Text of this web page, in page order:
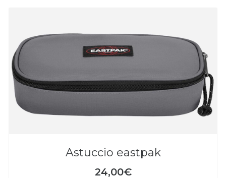
astuccio eastpak
24,00€